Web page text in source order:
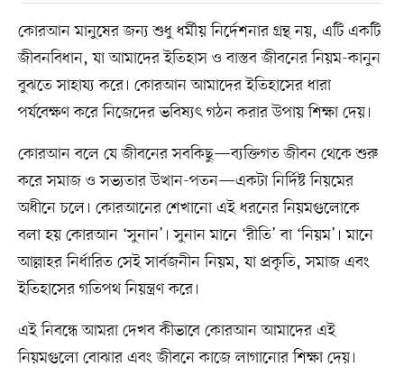
কোরআন মানুষের জন্য শুধু ধর্মীয় নির্দেশনার গ্রন্থ নয়, এটি একটি
জীবনবিধান, যা আমাদের ইতিহাস ও বাস্তব জীবনের নিয়ম-কানুন
বুঝতে সাহায্য করে। কোরআন আমাদের ইতিহাসের ধারা
পর্যবেক্ষণ করে নিজেদের ভবিষ্যৎ গঠন করার উপায় শিক্ষা দেয়।
কোরআন বলে যে জীবনের সবকিছু—ব্যক্তিগত জীবন থেকে শুরু
করে সমাজ ও সভ্যতার উত্থান-পতন—একটা নির্দিষ্ট নিয়মের
অধীনে চলে। কোরআনের শেখানো এই ধরনের নিয়মগুলোকে
বলা হয় কোরআন ‘সুনান’। সুনান মানে ‘রীতি’ বা ‘নিয়ম’। মানে
আল্লাহর নির্ধারিত সেই সার্বজনীন নিয়ম, যা প্রকৃতি, সমাজ এবং
ইতিহাসের গতিপথ নিয়ন্ত্রণ করে।
এই নিবন্ধে আমরা দেখব কীভাবে কোরআন আমাদের এই
নিয়মগুলো বোঝার এবং জীবনে কাজে লাগানোর শিক্ষা দেয়।